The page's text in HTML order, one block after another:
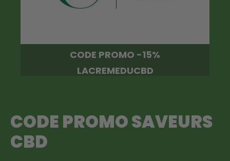
CODE PROMO SAVEURS
CBD
CODE PROMO -15%
LACREMEDUCBD